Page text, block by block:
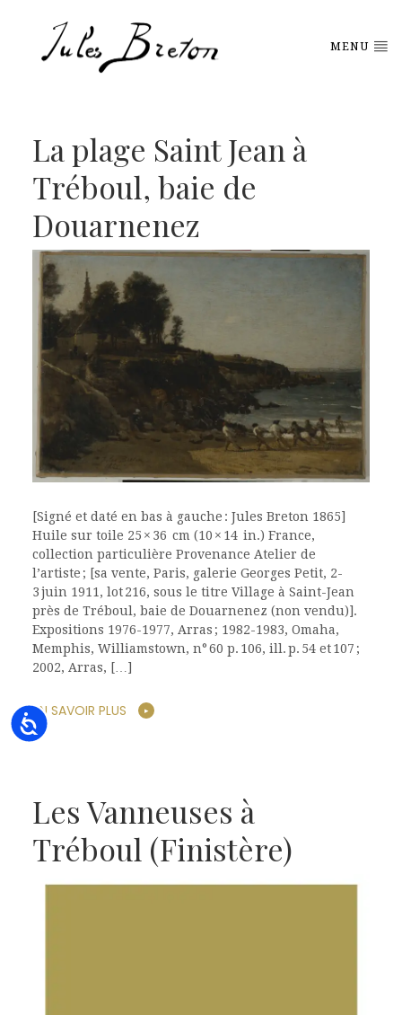
Accessibility
MENU
La plage Saint Jean à
Tréboul, baie de
Douarnenez
[Signé et daté en bas à gauche : Jules Breton 1865]
Huile sur toile 25 × 36 cm (10 × 14 in.) France,
collection particulière Provenance Atelier de
l’artiste ; [sa vente, Paris, galerie Georges Petit, 2-
3 juin 1911, lot 216, sous le titre Village à Saint-Jean
près de Tréboul, baie de Douarnenez (non vendu)].
Expositions 1976-1977, Arras ; 1982-1983, Omaha,
Memphis, Williamstown, n° 60 p. 106, ill. p. 54 et 107 ;
2002, Arras, […]
EN SAVOIR PLUS
Les Vanneuses à
Tréboul (Finistère)